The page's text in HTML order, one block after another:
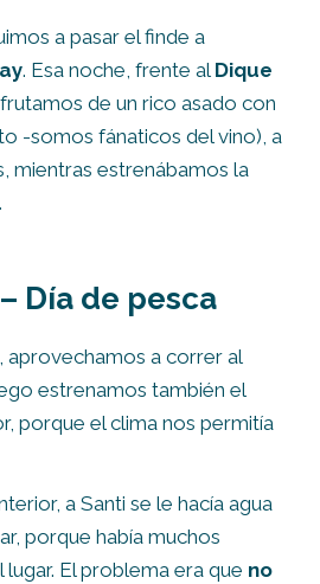
a pasar el finde a
. Esa noche, frente al Dique
de un rico asado con
-somos fánaticos del vino), a
mientras estrenábamos la
Día de pesca
aprovechamos a correr al
estrenamos también el
porque el clima nos permitía
a Santi se le hacía agua
porque había muchos
El problema era que no